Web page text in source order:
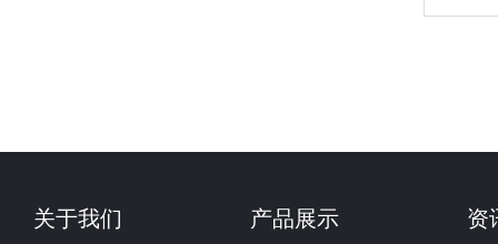
关于我们 产品展示 资